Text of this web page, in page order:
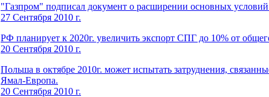
"Газпром" подписал документ о расширении основных
27 Сентября 2010 г.
РФ планирует к 2020г. увеличить экспорт СПГ до 10% от
20 Сентября 2010 г.
Польша в октябре 2010г. может испытать затруднения,
Ямал-Европа.
20 Сентября 2010 г.